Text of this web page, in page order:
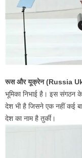
रूस और यूक्रेन (Russia
भूमिका निभाई है। इस संगठन
देश भी है जिसने एक नहीं कई
देश का नाम है तुर्की।